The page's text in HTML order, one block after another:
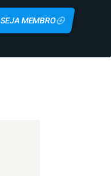
SEJA MEMBRO